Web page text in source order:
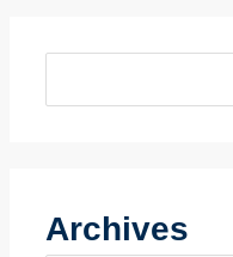
Archives